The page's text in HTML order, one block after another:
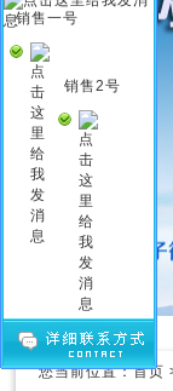
您当前位置：首页
销售一号
销售2号